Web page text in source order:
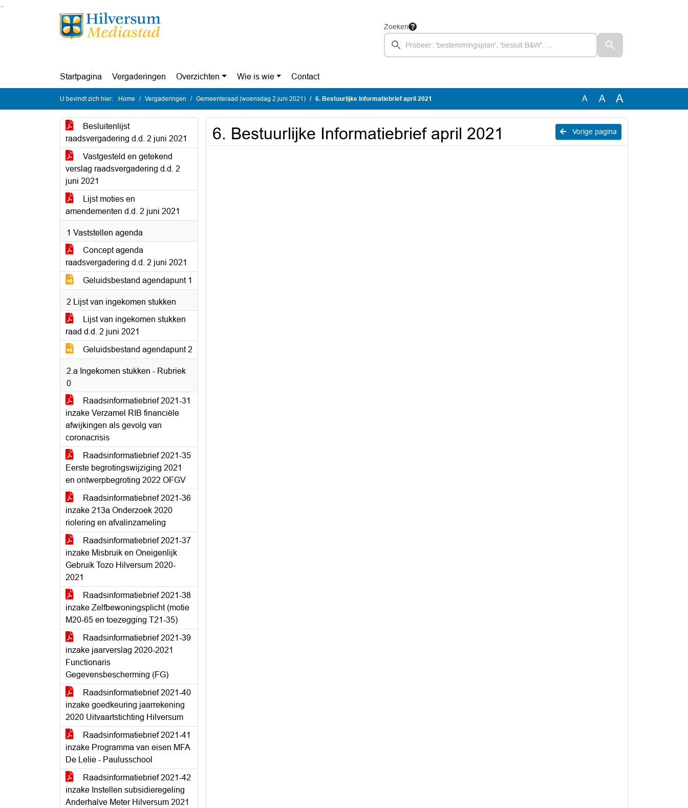
Ga naar de inhoud van deze pagina
Ga naar het zoeken
Ga naar het menu
Zoeken
Startpagina Vergaderingen Overzichten Wie is wie Contact
U bevindt zich hier: Home Vergaderingen Gemeenteraad (woensdag 2 juni 2021) 6. Bestuurlijke Informatiebrief april 2021 A A A
Besluitenlijst
raadsvergadering d.d. 2 juni 2021
Vastgesteld en getekend
verslag raadsvergadering d.d. 2
juni 2021
Lijst moties en
amendementen d.d. 2 juni 2021
1 Vaststellen agenda
Concept agenda
raadsvergadering d.d. 2 juni 2021
Geluidsbestand agendapunt 1
2 Lijst van ingekomen stukken
Lijst van ingekomen stukken
raad d.d. 2 juni 2021
Geluidsbestand agendapunt 2
2.a Ingekomen stukken - Rubriek
0
Raadsinformatiebrief 2021-31
inzake Verzamel RIB financiële
afwijkingen als gevolg van
coronacrisis
Raadsinformatiebrief 2021-35
Eerste begrotingswijziging 2021
en ontwerpbegroting 2022 OFGV
Raadsinformatiebrief 2021-36
inzake 213a Onderzoek 2020
riolering en afvalinzameling
Raadsinformatiebrief 2021-37
inzake Misbruik en Oneigenlijk
Gebruik Tozo Hilversum 2020-
2021
Raadsinformatiebrief 2021-38
inzake Zelfbewoningsplicht (motie
M20-65 en toezegging T21-35)
Raadsinformatiebrief 2021-39
inzake jaarverslag 2020-2021
Functionaris
Gegevensbescherming (FG)
Raadsinformatiebrief 2021-40
inzake goedkeuring jaarrekening
2020 Uitvaartstichting Hilversum
Raadsinformatiebrief 2021-41
inzake Programma van eisen MFA
De Lelie - Paulusschool
Raadsinformatiebrief 2021-42
inzake Instellen subsidieregeling
Anderhalve Meter Hilversum 2021
Vorige pagina
6. Bestuurlijke Informatiebrief april 2021